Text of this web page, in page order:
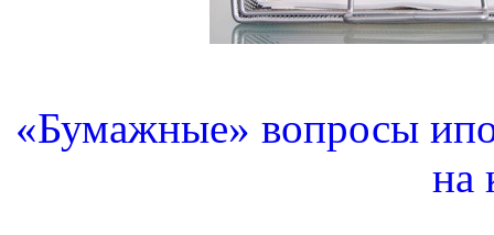
«Бумажные» вопросы
на